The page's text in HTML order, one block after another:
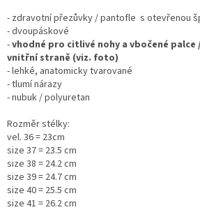
- zdravotní přezůvky / pantofle s otevřenou
- dvoupáskové
-vhodné pro citlivé nohy a vbočené palce
vnitřní straně (viz. foto)
- lehké, anatomicky tvarované
- tlumí nárazy
- nubuk / polyuretan
Rozměr stélky:
vel. 36 = 23cm
size 37 = 23.5 cm
size 38 = 24.2 cm
size 39 = 24.7 cm
size 40 = 25.5 cm
size 41 = 26.2 cm